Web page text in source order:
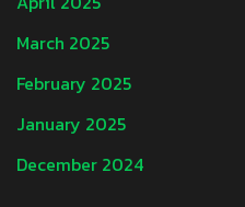
March 2025
February 2025
January 2025
December 2024